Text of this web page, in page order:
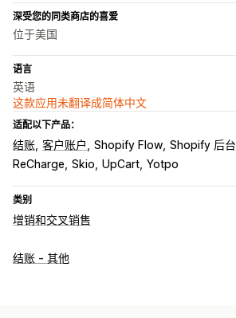
深受您的同类商店的喜爱
位于美国
语言
英语
这款应用未翻译成简体中文
适配以下产品：
结账 客户账户 Shopify Flow Shopify 后台
ReCharge Skio UpCart Yotpo
类别
增销和交叉销售
自定义
结账 - 其他